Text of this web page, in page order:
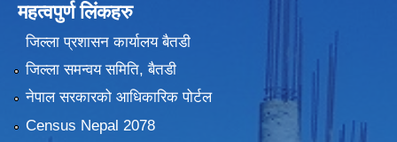
महत्वपुर्ण लिंकहरु
जिल्ला प्रशासन कार्यालय बैतडी
जिल्ला समन्वय समिति, बैतडी
नेपाल सरकारको आधिकारिक पोर्टल
Census Nepal 2078